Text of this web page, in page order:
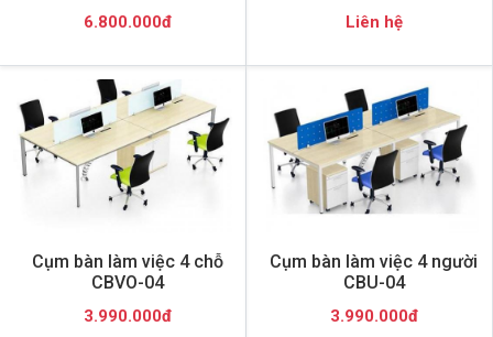
6.800.000đ Liên hệ
Cụm bàn làm việc 4 chỗ
CBVO-04
3.990.000đ
Cụm bàn làm việc 4 người
CBU-04
3.990.000đ